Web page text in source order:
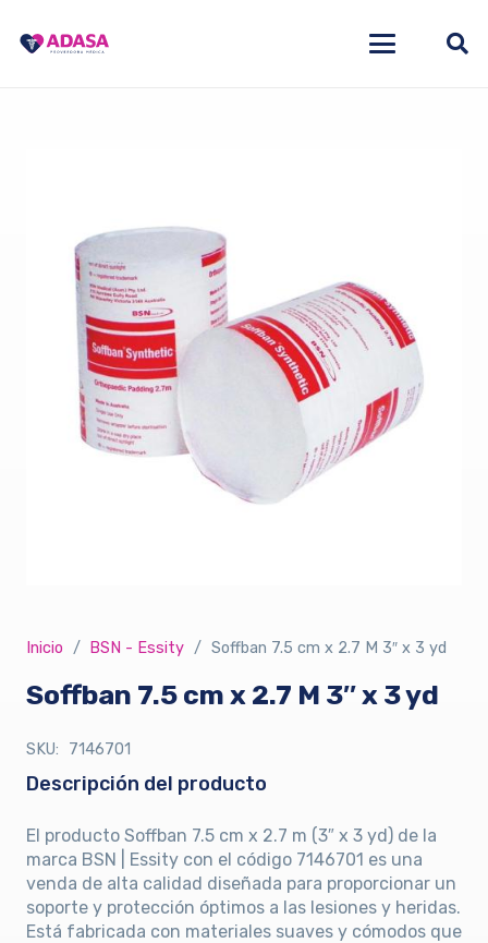
Inicio / BSN - Essity / Soffban 7.5 cm x 2.7 M 3″ x 3 yd
Soffban 7.5 cm x 2.7 M 3″ x 3 yd
SKU: 7146701
Descripción del producto
El producto Soffban 7.5 cm x 2.7 m (3″ x 3 yd) de la
marca BSN | Essity con el código 7146701 es una
venda de alta calidad diseñada para proporcionar un
soporte y protección óptimos a las lesiones y heridas.
Está fabricada con materiales suaves y cómodos que